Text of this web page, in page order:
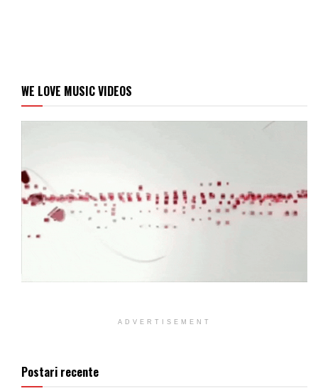
WE LOVE MUSIC VIDEOS
ADVERTISEMENT
Postari recente